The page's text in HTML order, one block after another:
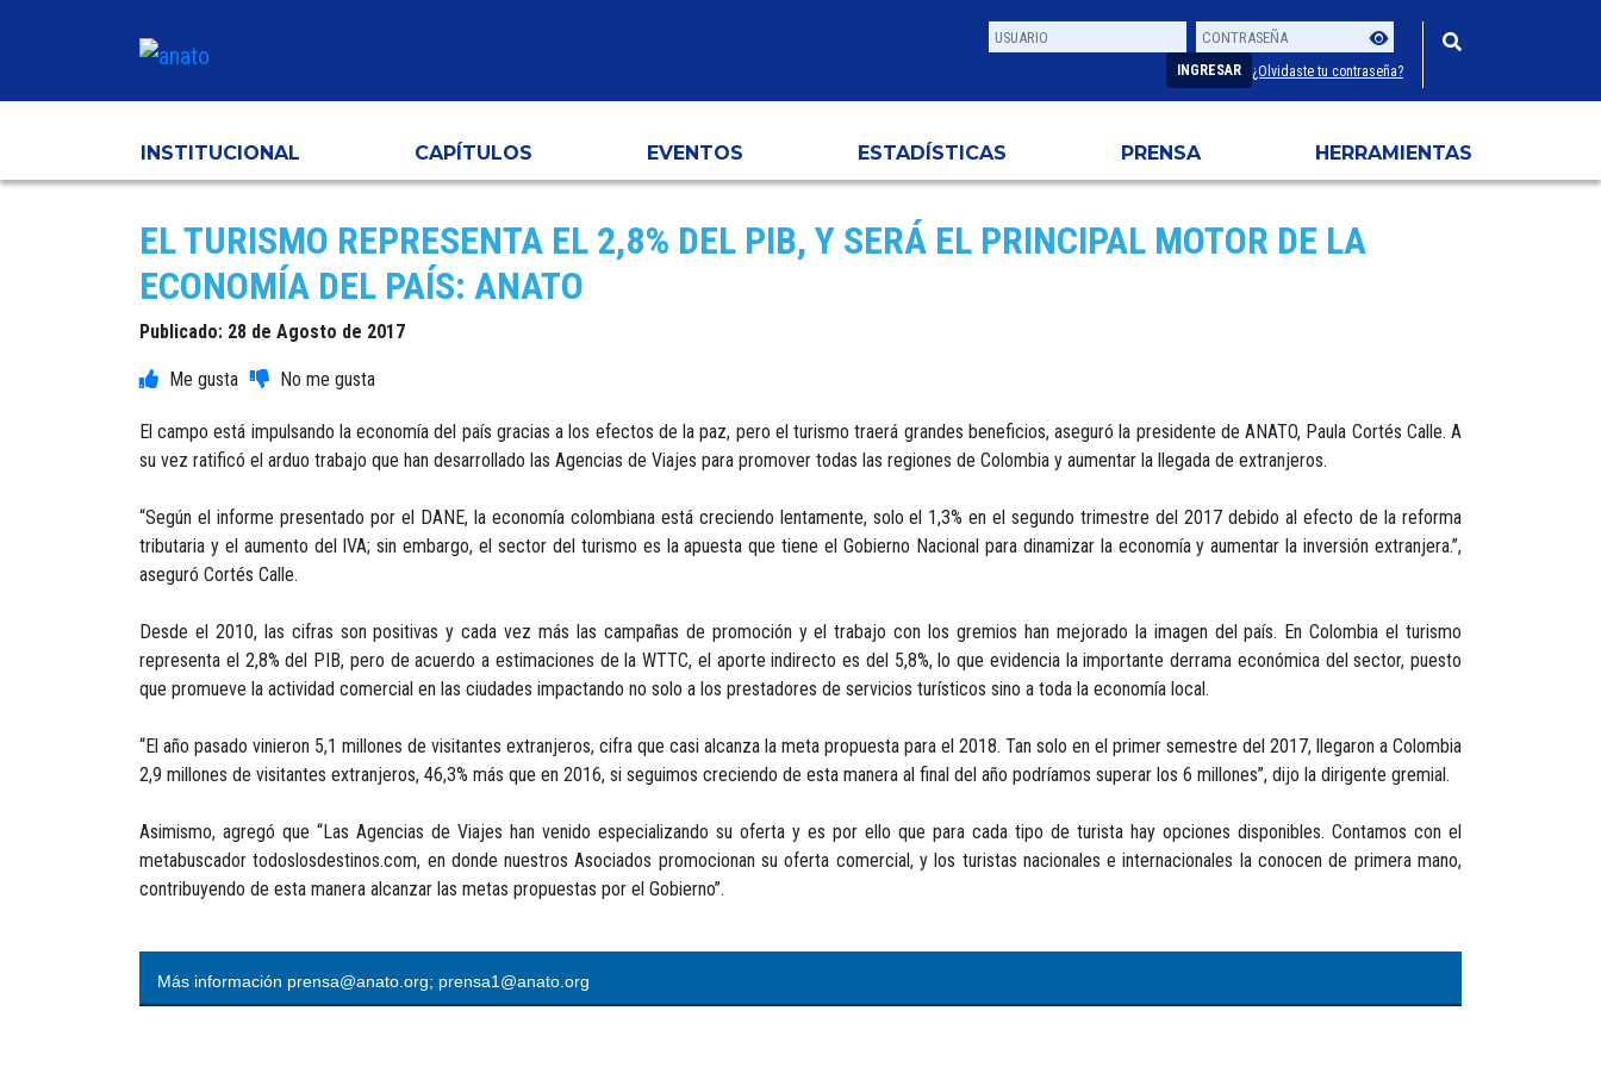
Usuario
Contraseña
INGRESAR ¿Olvidaste tu contraseña?
INSTITUCIONAL CAPÍTULOS EVENTOS ESTADÍSTICAS PRENSA HERRAMIENTAS
EL TURISMO REPRESENTA EL 2,8% DEL PIB, Y SERÁ EL PRINCIPAL MOTOR DE LA
ECONOMÍA DEL PAÍS: ANATO
Publicado: 28 de Agosto de 2017
El campo está impulsando la economía del país gracias a los efectos de la paz, pero el turismo traerá grandes beneficios, aseguró la presidente de ANATO, Paula Cortés Calle. A
su vez ratificó el arduo trabajo que han desarrollado las Agencias de Viajes para promover todas las regiones de Colombia y aumentar la llegada de extranjeros.
“Según el informe presentado por el DANE, la economía colombiana está creciendo lentamente, solo el 1,3% en el segundo trimestre del 2017 debido al efecto de la reforma
tributaria y el aumento del IVA; sin embargo, el sector del turismo es la apuesta que tiene el Gobierno Nacional para dinamizar la economía y aumentar la inversión extranjera.”,
aseguró Cortés Calle.
Desde el 2010, las cifras son positivas y cada vez más las campañas de promoción y el trabajo con los gremios han mejorado la imagen del país. En Colombia el turismo
representa el 2,8% del PIB, pero de acuerdo a estimaciones de la WTTC, el aporte indirecto es del 5,8%, lo que evidencia la importante derrama económica del sector, puesto
que promueve la actividad comercial en las ciudades impactando no solo a los prestadores de servicios turísticos sino a toda la economía local.
“El año pasado vinieron 5,1 millones de visitantes extranjeros, cifra que casi alcanza la meta propuesta para el 2018. Tan solo en el primer semestre del 2017, llegaron a Colombia
2,9 millones de visitantes extranjeros, 46,3% más que en 2016, si seguimos creciendo de esta manera al final del año podríamos superar los 6 millones”, dijo la dirigente gremial.
Asimismo, agregó que “Las Agencias de Viajes han venido especializando su oferta y es por ello que para cada tipo de turista hay opciones disponibles. Contamos con el
metabuscador todoslosdestinos.com, en donde nuestros Asociados promocionan su oferta comercial, y los turistas nacionales e internacionales la conocen de primera mano,
contribuyendo de esta manera alcanzar las metas propuestas por el Gobierno”.
Más información prensa@anato.org; prensa1@anato.org